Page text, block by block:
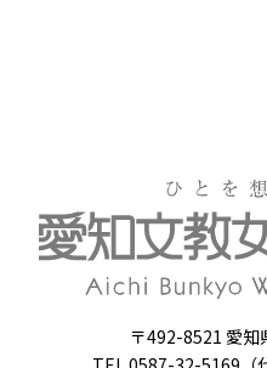
〒492-8521 愛